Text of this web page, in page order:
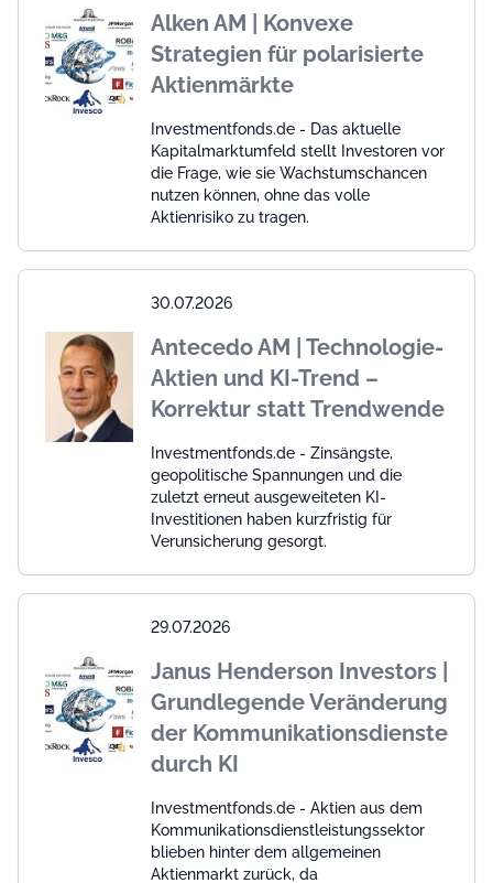
Alken AM | Konvexe
Strategien für polarisierte
Aktienmärkte
Investmentfonds.de - Das aktuelle
Kapitalmarktumfeld stellt Investoren vor
die Frage, wie sie Wachstumschancen
nutzen können, ohne das volle
Aktienrisiko zu tragen.
30.07.2026
Antecedo AM | Technologie-
Aktien und KI-Trend –
Korrektur statt Trendwende
Investmentfonds.de - Zinsängste,
geopolitische Spannungen und die
zuletzt erneut ausgeweiteten KI-
Investitionen haben kurzfristig für
Verunsicherung gesorgt.
29.07.2026
Janus Henderson Investors |
Grundlegende Veränderung
der Kommunikationsdienste
durch KI
Investmentfonds.de - Aktien aus dem
Kommunikationsdienstleistungssektor
blieben hinter dem allgemeinen
Aktienmarkt zurück, da